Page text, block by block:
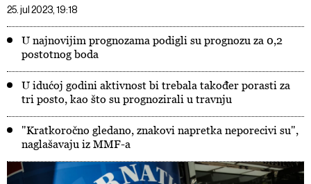
25. jul 2023, 19:18
U najnovijim prognozama podigli su prognozu za 0,2
postotnog boda
U idućoj godini aktivnost bi trebala također porasti za
tri posto, kao što su prognozirali u travnju
"Kratkoročno gledano, znakovi napretka neporecivi su",
naglašavaju iz MMF-a